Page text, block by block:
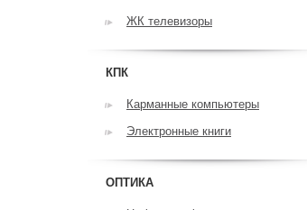
ЖК телевизоры
КПК
Карманные компьютеры
Электронные книги
ОПТИКА